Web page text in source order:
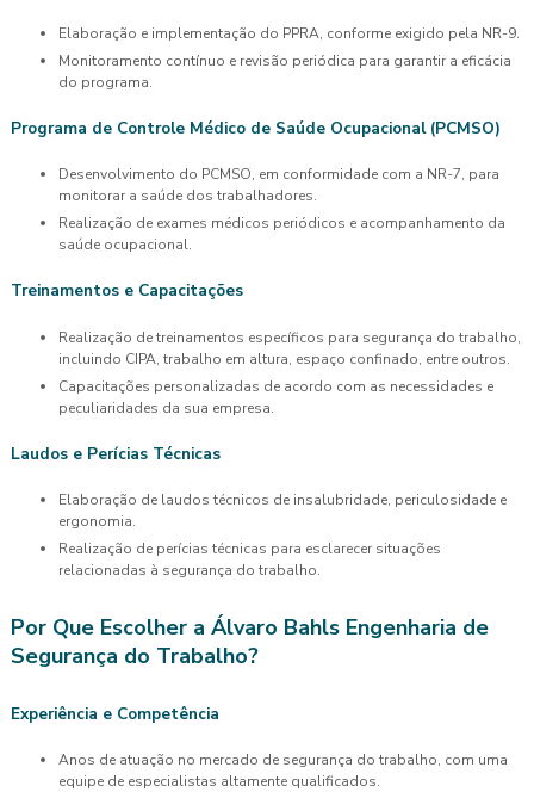
Elaboração e implementação do PPRA, conforme exigido pela NR-9.
Monitoramento contínuo e revisão periódica para garantir a eficácia
do programa.
Programa de Controle Médico de Saúde Ocupacional (PCMSO)
Desenvolvimento do PCMSO, em conformidade com a NR-7, para
monitorar a saúde dos trabalhadores.
Realização de exames médicos periódicos e acompanhamento da
saúde ocupacional.
Treinamentos e Capacitações
Realização de treinamentos específicos para segurança do trabalho,
incluindo CIPA, trabalho em altura, espaço confinado, entre outros.
Capacitações personalizadas de acordo com as necessidades e
peculiaridades da sua empresa.
Laudos e Perícias Técnicas
Elaboração de laudos técnicos de insalubridade, periculosidade e
ergonomia.
Realização de perícias técnicas para esclarecer situações
relacionadas à segurança do trabalho.
Por Que Escolher a Álvaro Bahls Engenharia de
Segurança do Trabalho?
Experiência e Competência
Anos de atuação no mercado de segurança do trabalho, com uma
equipe de especialistas altamente qualificados.